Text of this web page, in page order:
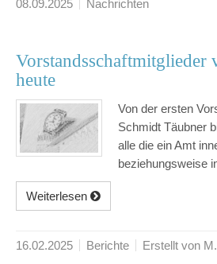
08.09.2025 Nachrichten
Vorstandsschaftmitglieder
heute
Von der ersten
Schmidt Täubner
alle die ein Amt
beziehungsweise
Weiterlesen
16.02.2025 Berichte Erstellt von